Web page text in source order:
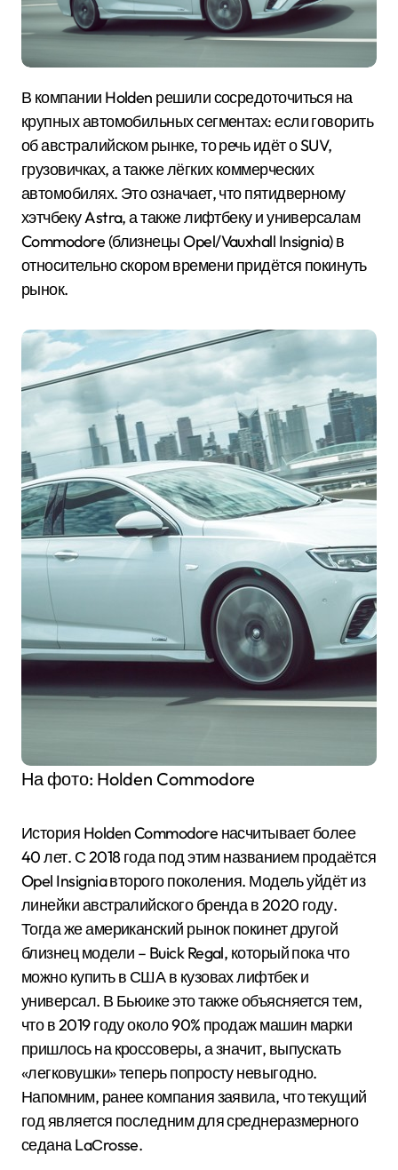
В компании Holden решили сосредоточиться на
крупных автомобильных сегментах: если говорить
об австралийском рынке, то речь идёт о SUV,
грузовичках, а также лёгких коммерческих
автомобилях. Это означает, что пятидверному
хэтчбеку Astra, а также лифтбеку и универсалам
Commodore (близнецы Opel/Vauxhall Insignia) в
относительно скором времени придётся покинуть
рынок.
На фото: Holden Commodore
История Holden Commodore насчитывает более
40 лет. С 2018 года под этим названием продаётся
Opel Insignia второго поколения. Модель уйдёт из
линейки австралийского бренда в 2020 году.
Тогда же американский рынок покинет другой
близнец модели – Buick Regal, который пока что
можно купить в США в кузовах лифтбек и
универсал. В Бьюике это также объясняется тем,
что в 2019 году около 90% продаж машин марки
пришлось на кроссоверы, а значит, выпускать
«легковушки» теперь попросту невыгодно.
Напомним, ранее компания заявила, что текущий
год является последним для среднеразмерного
седана LaСrosse.